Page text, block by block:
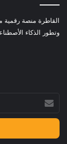
القاطرة منصة رقمية
وتطور الذكاء
بريدك
الإلكتروني